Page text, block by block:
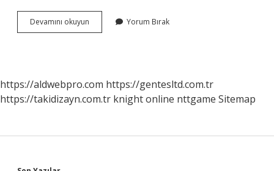
Devamını okuyun
Kurtarıcı
Yorum Bırak
https://aldwebpro.com https://gentesltd.com.tr
https://takidizayn.com.tr knight online nttgame Sitemap